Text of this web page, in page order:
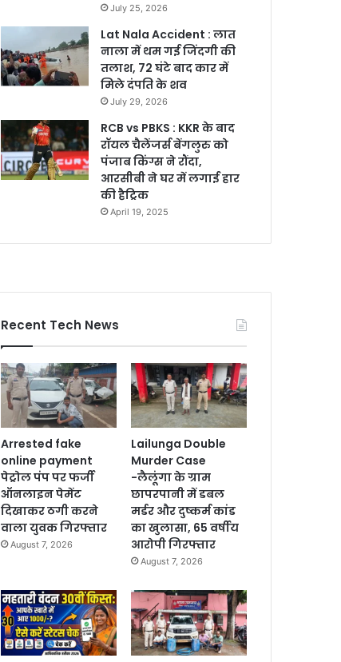
July 25, 2026
Lat Nala Accident : लात
नाला में थम गई जिंदगी की
तलाश, 72 घंटे बाद कार में
मिले दंपति के शव
July 29, 2026
RCB vs PBKS : KKR के बाद
रॉयल चैलेंजर्स बेंगलुरु को
पंजाब किंग्स ने रौंदा,
आरसीबी ने घर में लगाई हार
की हैट्रिक
April 19, 2025
Recent Tech News
Arrested fake
online payment
पेट्रोल पंप पर फर्जी
ऑनलाइन पेमेंट
दिखाकर ठगी करने
वाला युवक गिरफ्तार
August 7, 2026
Lailunga Double
Murder Case
-लैलूंगा के ग्राम
छापरपानी में डबल
मर्डर और दुष्कर्म कांड
का खुलासा, 65 वर्षीय
आरोपी गिरफ्तार
August 7, 2026